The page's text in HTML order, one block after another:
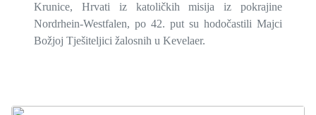
Krunice, Hrvati iz katoličkih misija iz pokrajine
Nordrhein-Westfalen, po 42. put su hodočastili Majci
Božjoj Tješiteljici žalosnih u Kevelaer.